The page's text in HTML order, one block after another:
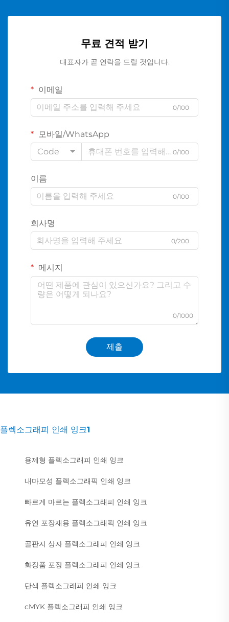
무료 견적 받기
대표자가 곧 연락을 드릴 것입니다.
이메일
0/100
모바일/WhatsApp
Code
0/100
이름
0/100
회사명
0/200
메시지
0/1000
제출
플렉소그래피 인쇄 잉크1
용제형 플렉소그래피 인쇄 잉크
내마모성 플렉소그래픽 인쇄 잉크
빠르게 마르는 플렉소그래피 인쇄 잉크
유연 포장재용 플렉소그래픽 인쇄 잉크
골판지 상자 플렉소그래피 인쇄 잉크
화장품 포장 플렉소그래피 인쇄 잉크
단색 플렉소그래피 인쇄 잉크
cMYK 플렉소그래피 인쇄 잉크